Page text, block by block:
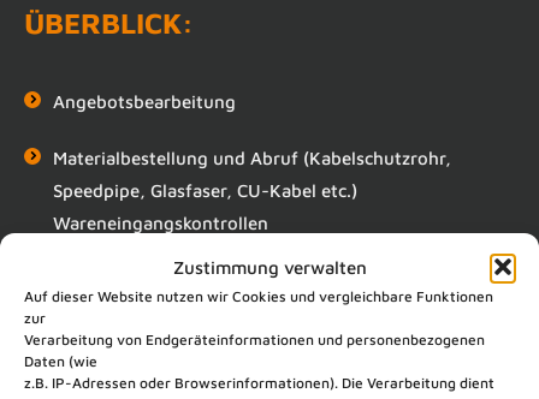
Zustimmung verwalten
Auf dieser Website nutzen wir Cookies und vergleichbare Funktionen
zur
Verarbeitung von Endgeräteinformationen und personenbezogenen
Daten (wie
z.B. IP-Adressen oder Browserinformationen). Die Verarbeitung dient
ÜBERBLICK:
Angebotsbearbeitung
Materialbestellung und Abruf (Kabelschutzrohr,
Speedpipe, Glasfaser, CU-Kabel etc.)
Wareneingangskontrollen
Überwachung der termingerechten Bereitstellung von
Material, Koordination von Abholterminen,
Abholbestätigung